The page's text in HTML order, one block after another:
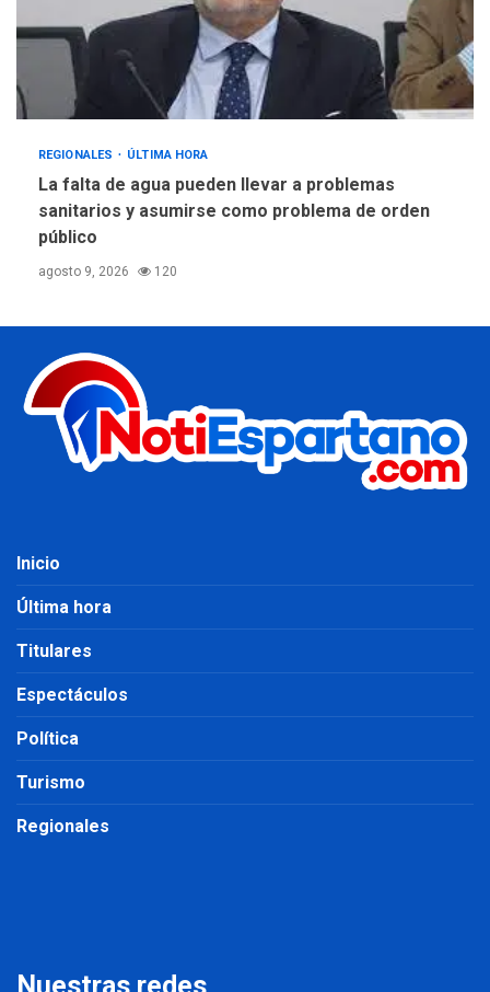
REGIONALES ÚLTIMA HORA
La falta de agua pueden llevar a problemas
sanitarios y asumirse como problema de orden
público
agosto 9, 2026 120
Inicio
Última hora
Titulares
Espectáculos
Política
Turismo
Regionales